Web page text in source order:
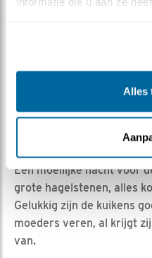
Alles
Een
Bewaar
Een moeilijke nacht voor
grote hagelstenen, alles
Gelukkig zijn de kuikens
moeders veren, al krijgt
van.